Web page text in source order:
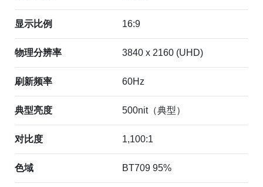
显示比例 16:9
物理分辨率 3840 x 2160 (UHD)
刷新频率 60Hz
典型亮度 500nit（典型）
对比度 1,100:1
色域 BT709 95%